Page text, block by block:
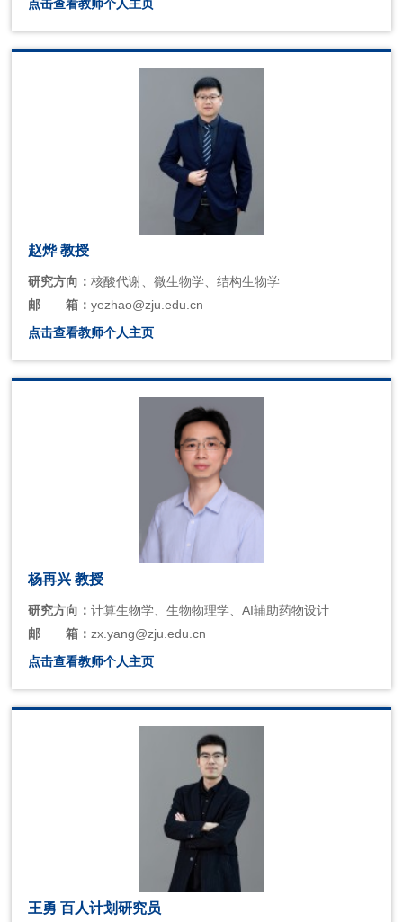
点击查看教师个人主页
赵烨 教授
研究方向：核酸代谢、微生物学、结构生物学
邮
箱：yezhao@zju.edu.cn
点击查看教师个人主页
杨再兴 教授
研究方向：计算生物学、生物物理学、AI辅助药物设计
邮
箱：zx.yang@zju.edu.cn
点击查看教师个人主页
王勇 百人计划研究员